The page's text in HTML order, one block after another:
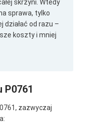
skrzyni. Wtedy
sprawa, tylko
działać od razu –
koszty i mniej
P0761
zazwyczaj